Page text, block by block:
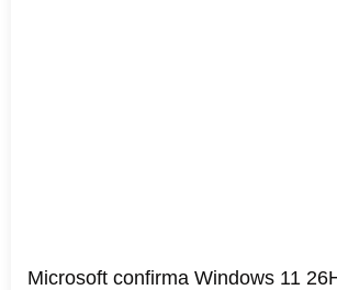
Microsoft confirma Windows 11